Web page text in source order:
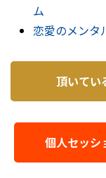
ム
恋愛のメンタ
頂いてい
個人セッシ